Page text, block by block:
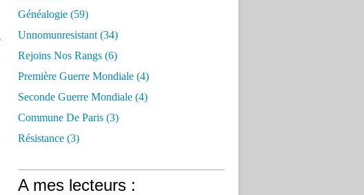
Généalogie (59)
Unnomunresistant (34)
Rejoins Nos Rangs (6)
Première Guerre Mondiale (4)
Seconde Guerre Mondiale (4)
Commune De Paris (3)
Résistance (3)
A mes lecteurs :